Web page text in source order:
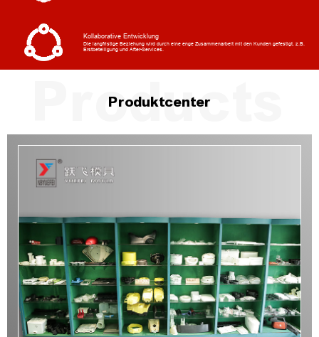
Kollaborative Entwicklung
Die langfristige Beziehung wird durch eine enge Zusammenarbeit mit den Kunden gefestigt. z.B.
Erstbeteiligung und After-Services.
Produktcenter